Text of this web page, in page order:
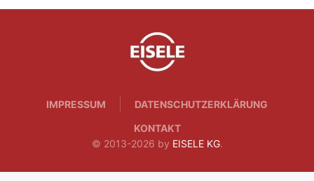
IMPRESSUM
DATENSCHUTZERKLÄRUNG
KONTAKT
© 2013-2026 by EISELE KG.